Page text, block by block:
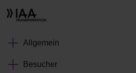
Allgemein
Besucher